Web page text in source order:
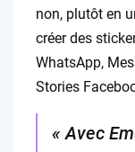
non, plutôt en
créer des
WhatsApp,
Stories
« Avec